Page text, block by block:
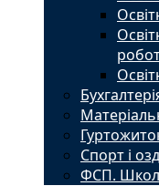
Спорт і
ФСП.